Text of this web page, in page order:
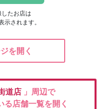
たお店は
示されます。
を開く
道店 」周辺で
店舗一覧を開く